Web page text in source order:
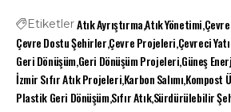
EtiketlerAtık AyrıştırmaAtık Yönetimi
Çevre Dostu ŞehirlerÇevre ProjeleriÇevreci
Geri DönüşümGeri Dönüşüm ProjeleriGüneş
İzmir Sıfır Atık ProjeleriKarbon SalımıKompost
Plastik Geri DönüşümSıfır AtıkSürdürülebilir